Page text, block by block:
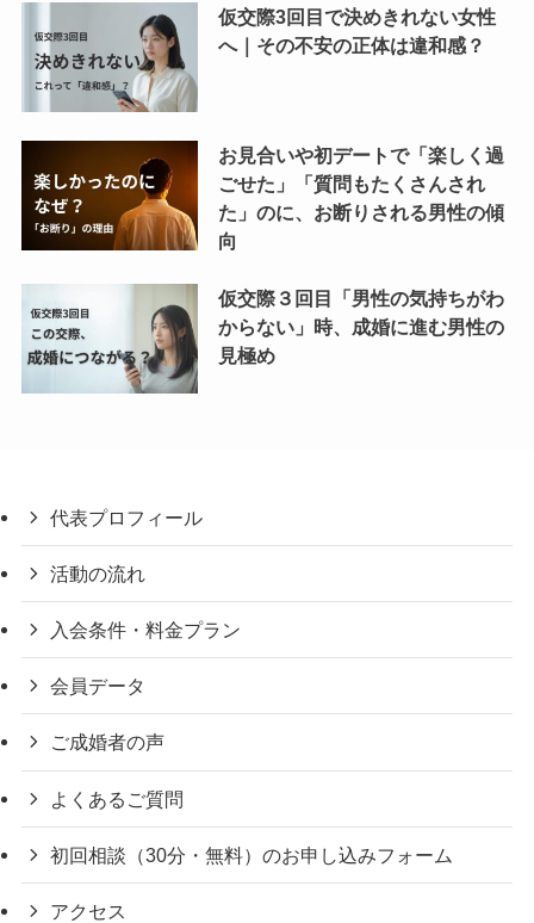
仮交際3回目で決めきれない女性
へ｜その不安の正体は違和感？
お見合いや初デートで「楽しく過
ごせた」「質問もたくさんされ
た」のに、お断りされる男性の傾
向
仮交際３回目「男性の気持ちがわ
からない」時、成婚に進む男性の
見極め
代表プロフィール
活動の流れ
入会条件・料金プラン
会員データ
ご成婚者の声
よくあるご質問
初回相談（30分・無料）のお申し込みフォーム
アクセス